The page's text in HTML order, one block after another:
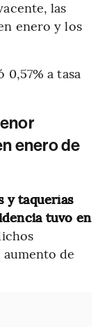
las
enero y los
a tasa
enero de
y taquerías
tuvo en
de